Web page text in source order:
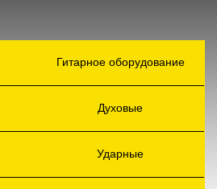
Гитарное оборудование
Духовые
Ударные